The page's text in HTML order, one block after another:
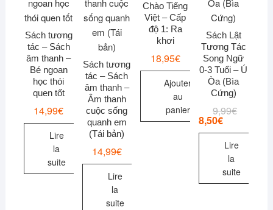
Sách tương
tác – Sách
âm thanh –
Bé ngoan
học thói
quen tốt
14,99€
Lire
la
suite
Sách tương
tác – Sách
âm thanh –
Âm thanh
cuộc sống
quanh em
(Tái bản)
14,99€
Lire
la
suite
Chào Tiếng
Việt – Cấp
độ 1: Ra
khơi
18,95€
Ajouter
au
panier
Sách Lật
Tương Tác
Song Ngữ
0-3 Tuổi – Ú
Òa (Bìa
Cứng)
9,99€Le
était :
9,99€.
8,50€
Le
est :
8,50€.
Lire
la
suite